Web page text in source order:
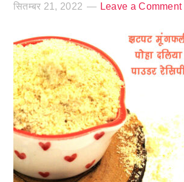
सितम्बर 21, 2022 Leave a Comment